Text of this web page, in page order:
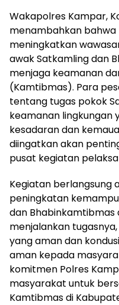
Wakapolres Kampar,
menambahkan bahwa
meningkatkan
awak Satkamling dan
menjaga keamanan
(Kamtibmas). Para
tentang tugas pokok
keamanan lingkungan
kesadaran dan
diingatkan akan
pusat kegiatan
Kegiatan berlangsung
peningkatan
dan
menjalankan
yang aman dan
aman kepada
komitmen Polres
masyarakat untuk
Kamtibmas di